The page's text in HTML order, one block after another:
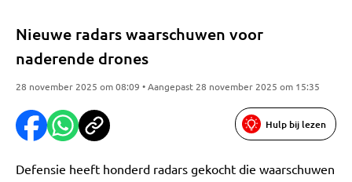
Nieuwe radars waarschuwen voor
naderende drones
28 november 2025 om 08:09 • Aangepast 28 november 2025 om 15:35
Hulp bij lezen
Defensie heeft honderd radars gekocht die waarschuwen